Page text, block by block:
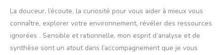
La douceur, l’écoute, la curiosité pour vous aider à mieux vous
connaître, explorer votre environnement, révéler des ressources
ignorées . Sensible et rationnelle, mon esprit d’analyse et de
synthèse sont un atout dans l’accompagnement que je vous